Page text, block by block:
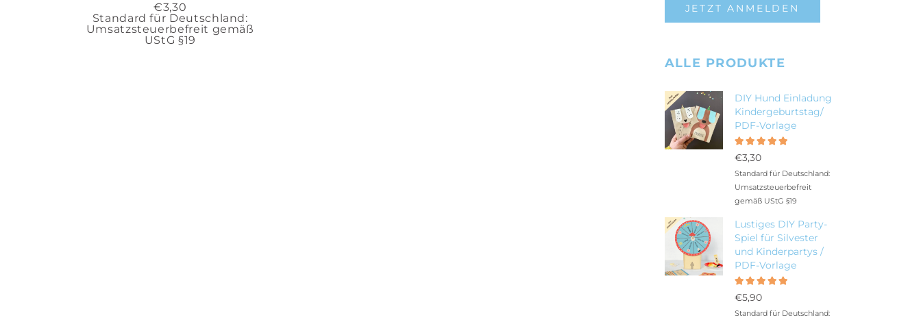
€3,30
Standard für Deutschland:
Umsatzsteuerbefreit gemäß
UStG §19
JETZT ANMELDEN
ALLE PRODUKTE
DIY Hund Einladung
Kindergeburtstag/
PDF-Vorlage
mit5.00
€3,30
Standard für Deutschland:
Umsatzsteuerbefreit
gemäß UStG §19
Lustiges DIY Party-
Spiel für Silvester
und Kinderpartys /
PDF-Vorlage
mit5.00
€5,90
Standard für Deutschland: